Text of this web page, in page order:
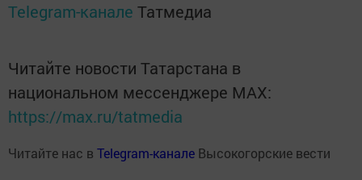
Telegram-канале Татмедиа
Читайте новости Татарстана в
национальном мессенджере MАХ:
https://max.ru/tatmedia
Читайте нас в Telegram-канале Высокогорские вести